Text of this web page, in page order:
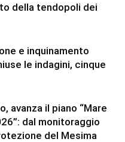
della tendopoli dei
e inquinamento
le indagini, cinque
avanza il piano “Mare
dal monitoraggio
del Mesima